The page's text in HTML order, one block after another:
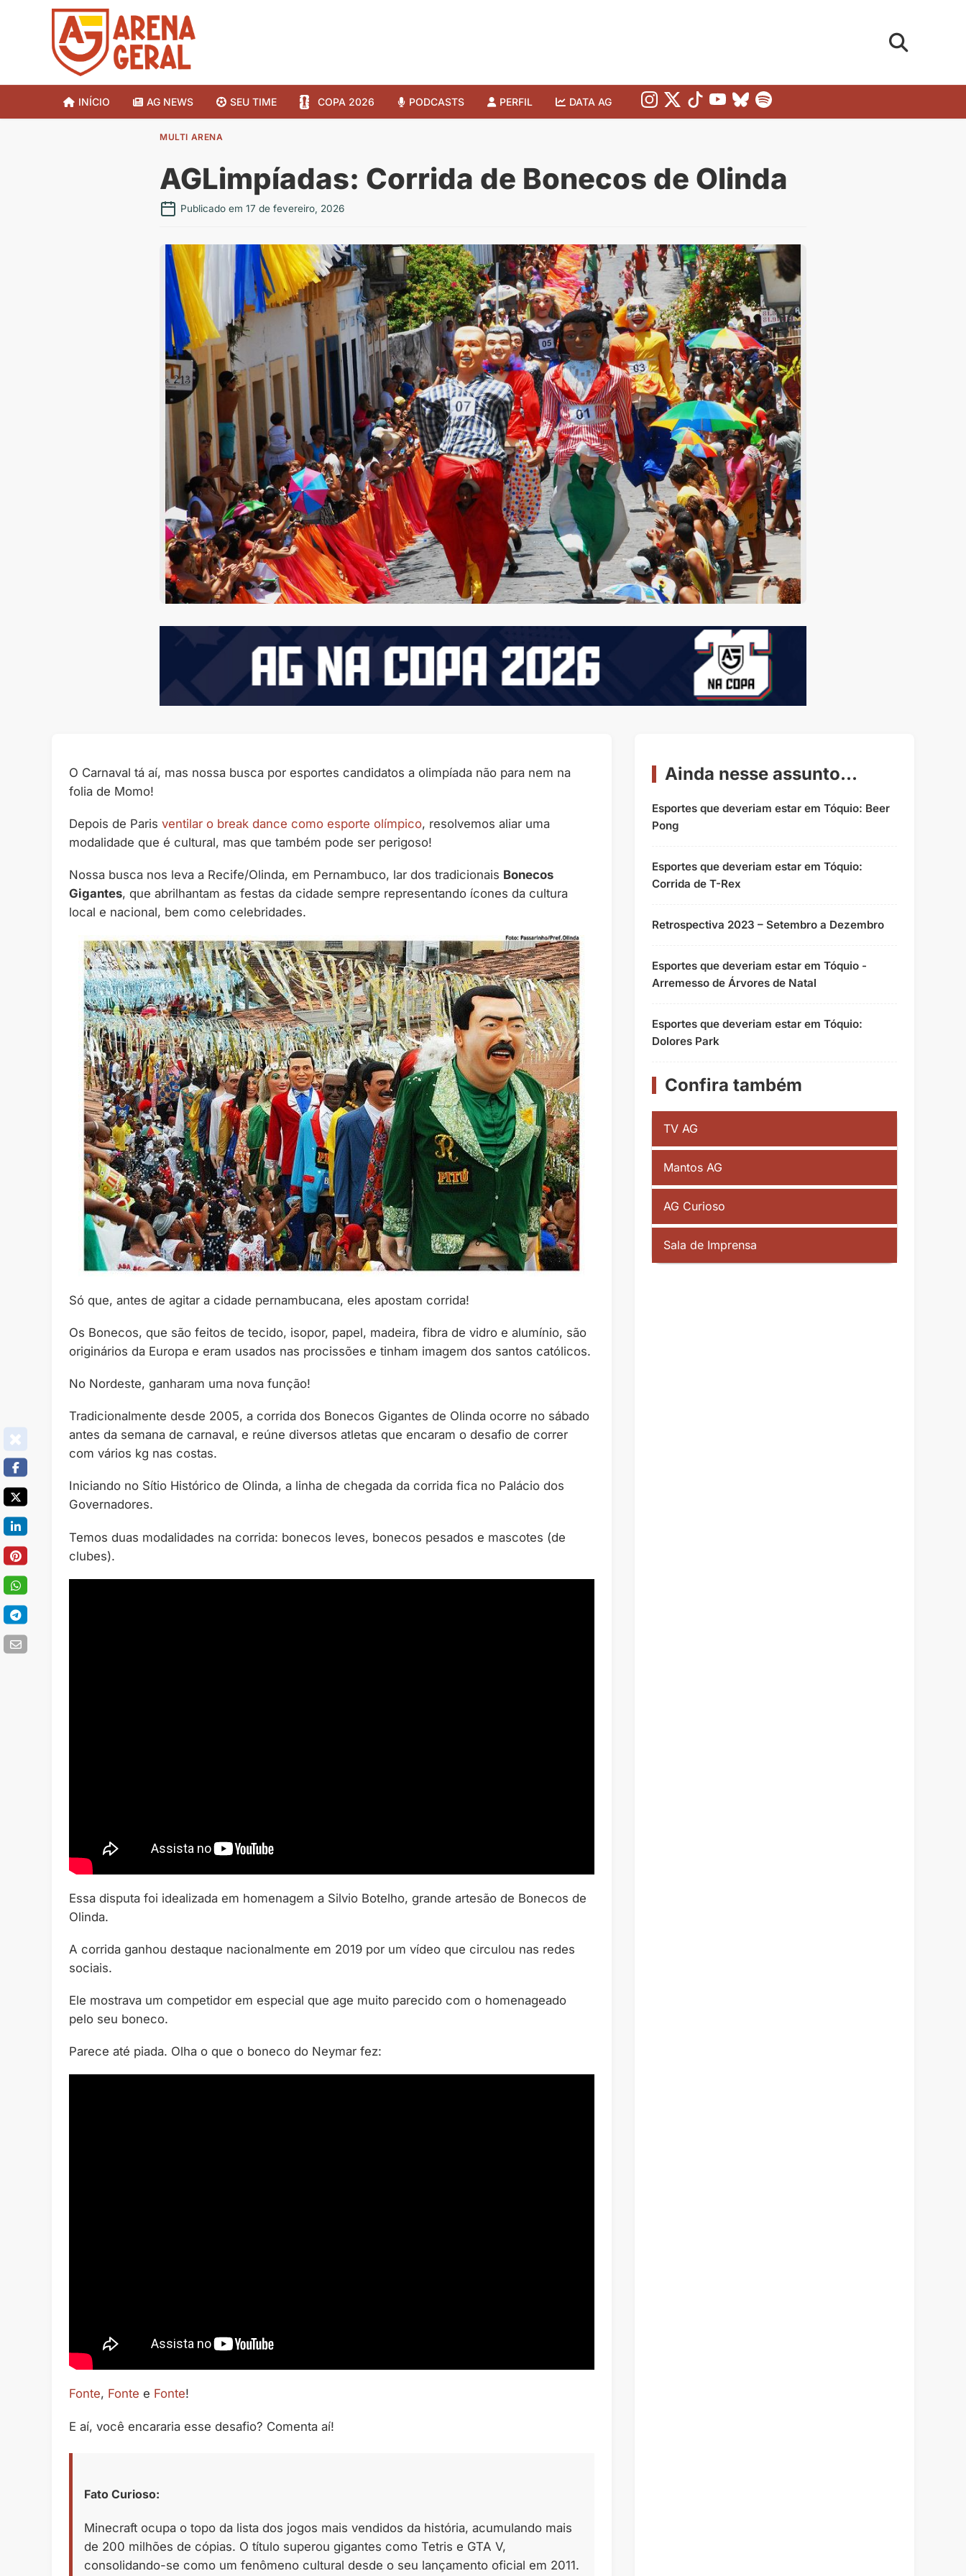
INÍCIO AG NEWS SEU TIME COPA 2026 PODCASTS PERFIL DATA AG
MULTI ARENA
AGLimpíadas: Corrida de Bonecos de Olinda
Publicado em 17 de fevereiro, 2026
O Carnaval tá aí, mas nossa busca por esportes candidatos a olimpíada não para nem na
folia de Momo!
Depois de Paris ventilar o break dance como esporte olímpico, resolvemos aliar uma
modalidade que é cultural, mas que também pode ser perigoso!
Nossa busca nos leva a Recife/Olinda, em Pernambuco, lar dos tradicionais Bonecos
Gigantes, que abrilhantam as festas da cidade sempre representando ícones da cultura
local e nacional, bem como celebridades.
Só que, antes de agitar a cidade pernambucana, eles apostam corrida!
Os Bonecos, que são feitos de tecido, isopor, papel, madeira, fibra de vidro e alumínio, são
originários da Europa e eram usados nas procissões e tinham imagem dos santos católicos.
No Nordeste, ganharam uma nova função!
Tradicionalmente desde 2005, a corrida dos Bonecos Gigantes de Olinda ocorre no sábado
antes da semana de carnaval, e reúne diversos atletas que encaram o desafio de correr
com vários kg nas costas.
Iniciando no Sítio Histórico de Olinda, a linha de chegada da corrida fica no Palácio dos
Governadores.
Temos duas modalidades na corrida: bonecos leves, bonecos pesados e mascotes (de
clubes).
Essa disputa foi idealizada em homenagem a Silvio Botelho, grande artesão de Bonecos de
Olinda.
A corrida ganhou destaque nacionalmente em 2019 por um vídeo que circulou nas redes
sociais.
Ele mostrava um competidor em especial que age muito parecido com o homenageado
pelo seu boneco.
Parece até piada. Olha o que o boneco do Neymar fez:
Fonte, Fonte e Fonte!
E aí, você encararia esse desafio? Comenta aí!
Fato Curioso:
Minecraft ocupa o topo da lista dos jogos mais vendidos da história, acumulando mais
de 200 milhões de cópias. O título superou gigantes como Tetris e GTA V,
consolidando-se como um fenômeno cultural desde o seu lançamento oficial em 2011.
Ainda nesse assunto...
Esportes que deveriam estar em Tóquio: Beer
Pong
Esportes que deveriam estar em Tóquio:
Corrida de T-Rex
Retrospectiva 2023 – Setembro a Dezembro
Esportes que deveriam estar em Tóquio -
Arremesso de Árvores de Natal
Esportes que deveriam estar em Tóquio:
Dolores Park
Confira também
TV AG
Mantos AG
AG Curioso
Sala de Imprensa